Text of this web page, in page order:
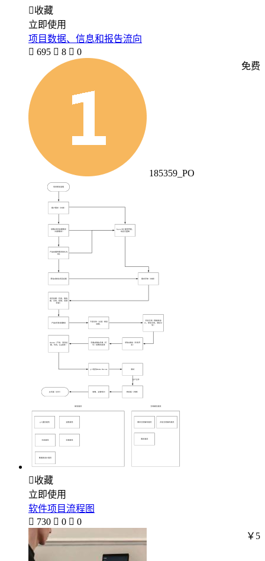
收藏
立即使用
项目数据、信息和报告流向
 695  8  0
185359_PO
免费
收藏
立即使用
软件项目流程图
 730  0  0
￥5